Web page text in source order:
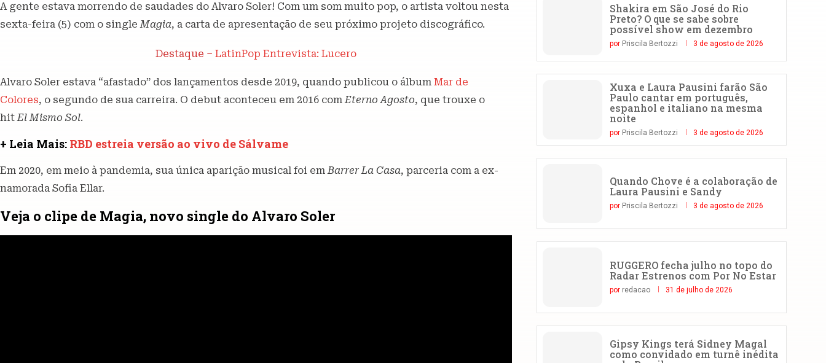
A gente estava morrendo de saudades do Alvaro Soler! Com um som muito pop, o artista voltou nesta
sexta-feira (5) com o singleMagia, a carta de apresentação de seu próximo projeto discográfico.
Destaque –LatinPop Entrevista: Lucero
Alvaro Soler estava “afastado” dos lançamentos desde 2019, quando publicou o álbum Mar de
Colores, o segundo de sua carreira. O debut aconteceu em 2016 comEterno Agosto, que trouxe o
hitEl Mismo Sol.
+ Leia Mais: RBD estreia versão ao vivo de Sálvame
Em 2020, em meio à pandemia, sua única aparição musical foi emBarrer La Casa, parceria com a ex-
namorada Sofia Ellar.
Veja o clipe de Magia, novo single do Alvaro Soler
Shakira em São José do Rio
Preto? O que se sabe sobre
possível show em dezembro
por Priscila Bertozzi 3 de agosto de 2026
Xuxa e Laura Pausini farão São
Paulo cantar em português,
espanhol e italiano na mesma
noite
por Priscila Bertozzi 3 de agosto de 2026
Quando Chove é a colaboração de
Laura Pausini e Sandy
por Priscila Bertozzi 3 de agosto de 2026
RUGGERO fecha julho no topo do
Radar Estrenos com Por No Estar
por redacao 31 de julho de 2026
Gipsy Kings terá Sidney Magal
como convidado em turnê inédita